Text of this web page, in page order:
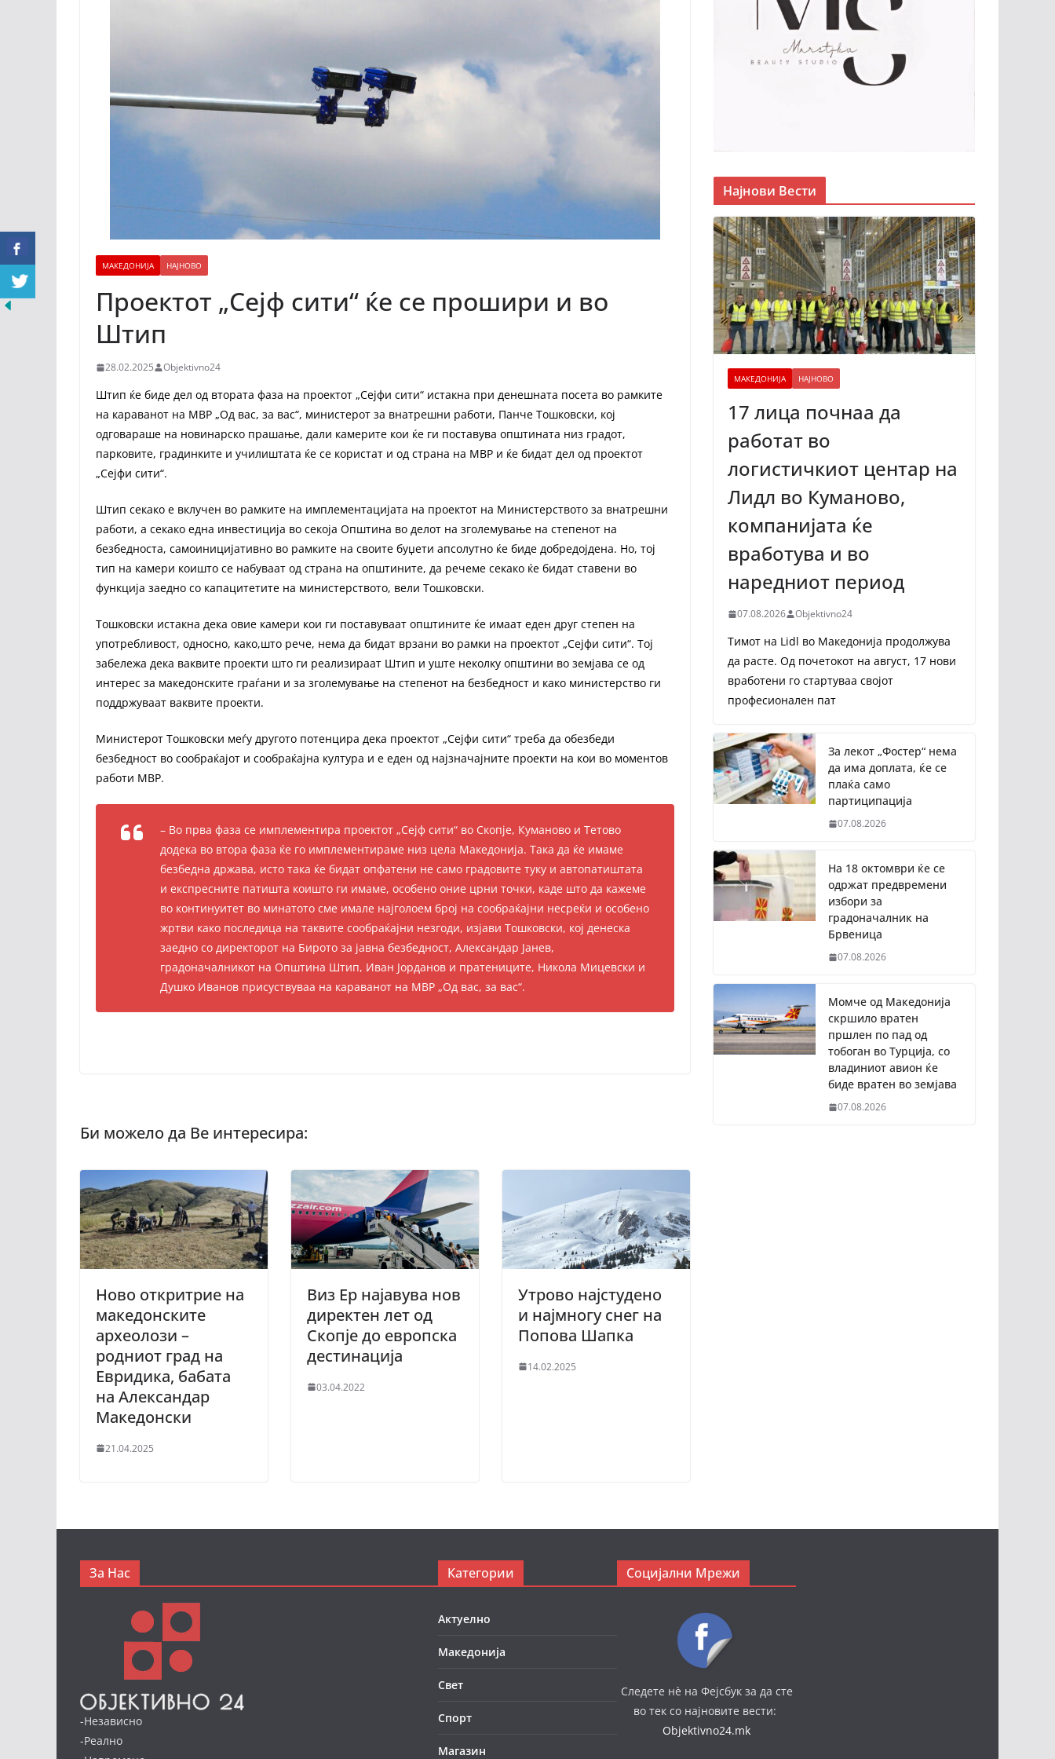
МАКЕДОНИЈА НАЈНОВО
Проектот „Сејф сити“ ќе се прошири и во
Штип
28.02.2025 Objektivno24
Штип ќе биде дел од втората фаза на проектот „Сејфи сити“ истакна при денешната посета во рамките
на караванот на МВР „Од вас, за вас“, министерот за внатрешни работи, Панче Тошковски, кој
одговараше на новинарско прашање, дали камерите кои ќе ги поставува општината низ градот,
парковите, градинките и училиштата ќе се користат и од страна на МВР и ќе бидат дел од проектот
„Сејфи сити“.
Штип секако е вклучен во рамките на имплементацијата на проектот на Министерството за внатрешни
работи, а секако една инвестиција во секоја Општина во делот на зголемување на степенот на
безбедноста, самоиницијативно во рамките на своите буџети апсолутно ќе биде добредојдена. Но, тој
тип на камери коишто се набуваат од страна на општините, да речеме секако ќе бидат ставени во
функција заедно со капацитетите на министерството, вели Тошковски.
Тошковски истакна дека овие камери кои ги поставуваат општините ќе имаат еден друг степен на
употребливост, односно, како,што рече, нема да бидат врзани во рамки на проектот „Сејфи сити“. Тој
забележа дека ваквите проекти што ги реализираат Штип и уште неколку општини во земјава се од
интерес за македонските граѓани и за зголемување на степенот на безбедност и како министерство ги
поддржуваат ваквите проекти.
Министерот Тошковски меѓу другото потенцира дека проектот „Сејфи сити“ треба да обезбеди
безбедност во сообраќајот и сообраќајна култура и е еден од најзначајните проекти на кои во моментов
работи МВР.
– Во прва фаза се имплементира проектот „Сејф сити“ во Скопје, Куманово и Тетово
додека во втора фаза ќе го имплементираме низ цела Македонија. Така да ќе имаме
безбедна држава, исто така ќе бидат опфатени не само градовите туку и автопатиштата
и експресните патишта коишто ги имаме, особено оние црни точки, каде што да кажеме
во континуитет во минатото сме имале најголоем број на сообраќајни несреќи и особено
жртви како последица на таквите сообраќајни незгоди, изјави Тошковски, кој денеска
заедно со директорот на Бирото за јавна безбедност, Александар Јанев,
градоначалникот на Општина Штип, Иван Јорданов и пратениците, Никола Мицевски и
Душко Иванов присуствуваа на караванот на МВР „Од вас, за вас“.
Ново откритрие на
македонските
археолози –
родниот град на
Евридика, бабата
на Александар
Македонски
21.04.2025
Виз Ер најавува нов
директен лет од
Скопје до европска
дестинација
03.04.2022
Утрово најстудено
и најмногу снег на
Попова Шапка
14.02.2025
Најнови Вести
МАКЕДОНИЈА НАЈНОВО
17 лица почнаа да
работат во
логистичкиот центар на
Лидл во Куманово,
компанијата ќе
вработува и во
наредниот период
07.08.2026 Objektivno24
Тимот на Lidl во Македонија продолжува
да расте. Од почетокот на август, 17 нови
вработени го стартуваа својот
професионален пат
За лекот „Фостер“ нема
да има доплата, ќе се
плаќа само
партиципација
07.08.2026
На 18 октомври ќе се
одржат предвремени
избори за
градоначалник на
Брвеница
07.08.2026
Момче од Македонија
скршило вратен
пршлен по пад од
тобоган во Турција, со
владиниот авион ќе
биде вратен во земјава
07.08.2026
За Нас
-Независно
-Реално
Категории
Актуелно
Македонија
Свет
Спорт
Магазин
Социјални Мрежи
Следете нè на Фејсбук за да сте
во тек со најновите вести:
Objektivno24.mk